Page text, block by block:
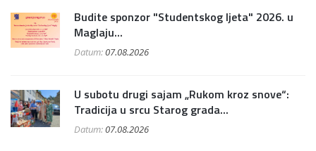
Budite sponzor "Studentskog ljeta" 2026. u
Maglaju...
Datum:07.08.2026
U subotu drugi sajam „Rukom kroz snove“:
Tradicija u srcu Starog grada...
Datum:07.08.2026